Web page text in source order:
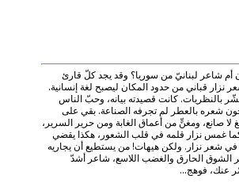
شاعر لبنانيّ من سوريا؟ وقد يجد كلّ قارئ
نزار قباني من حدود المكان ليصبح لغة إنسانية.
بالنظريات. كانت قصيدته بيانه، وحبّ الناس
شعره بالعطر لم تجرفه الصناعة. بقي على
لا صانع، ومغنٍّ من أعماق الغابة ومن حرير السرير،
غمس نزار قلمه في قلب الشعور، هكذا يقضي
في شعر نزار. ولكن هيهات! من يستطيع أن يجاريه
الشوق الحارق والغضب اللاسع، شاعر أشدّ
عنك، فوهج...